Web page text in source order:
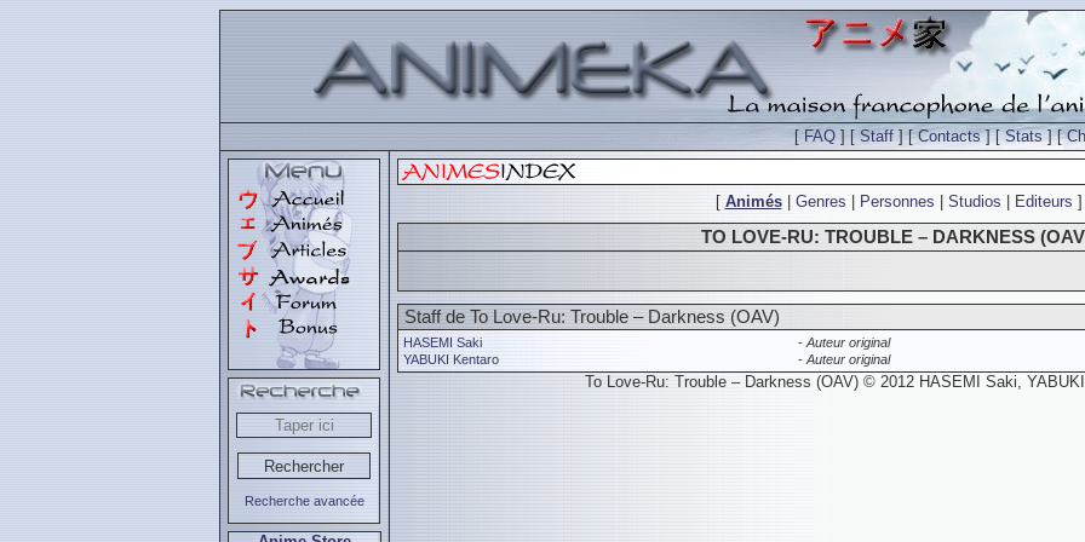
[FAQ ] [Staff ] [Contacts] [Stats] [
Recherche avancée
[ Animés| Genres Personnes Studios Editeurs ]
TO LOVE-RU: TROUBLE – DARKNESS
Staff de To Love-Ru: Trouble – Darkness (OAV)
HASEMI Saki - Auteur original
YABUKI Kentaro
- Auteur original
To Love-Ru: Trouble – Darkness (OAV) © 2012 HASEMI Saki,